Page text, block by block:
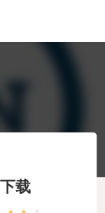
载